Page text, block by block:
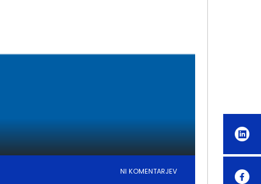
NI KOMENTARJEV